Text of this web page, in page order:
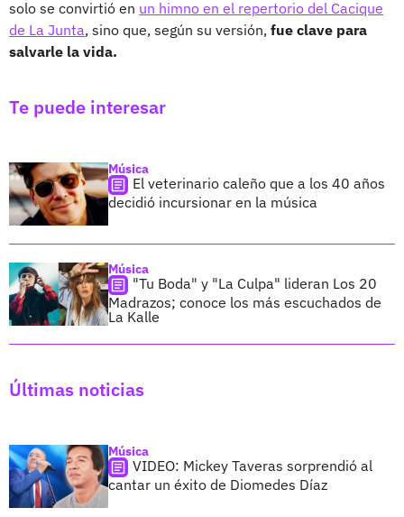
solo se convirtió en un himno en el repertorio del Cacique
de La Junta, sino que, según su versión, fue clave para
salvarle la vida.
Te puede interesar
Música
El veterinario caleño que a los 40 años
decidió incursionar en la música
Música
"Tu Boda" y "La Culpa" lideran Los 20
Madrazos; conoce los más escuchados de
La Kalle
Últimas noticias
Música
VIDEO: Mickey Taveras sorprendió al
cantar un éxito de Diomedes Díaz